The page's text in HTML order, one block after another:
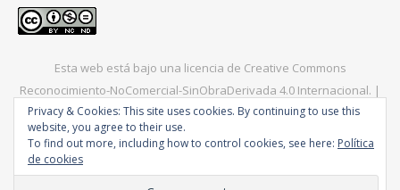
Esta web está bajo una licencia de Creative Commons
Reconocimiento-NoComercial-SinObraDerivada 4.0 Internacional. |
Bard Tema deWP Royal . Europa América Asia Consejos
VOLVER ARRIBA
Privacy & Cookies: This site uses cookies. By continuing to use this
website, you agree to their use.
To find out more, including how to control cookies, see here: Política
de cookies